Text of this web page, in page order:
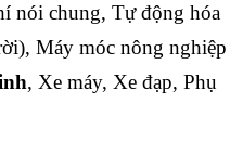
nói chung, Tự động hóa
Máy móc nông nghiệp
, Xe máy, Xe đạp, Phụ